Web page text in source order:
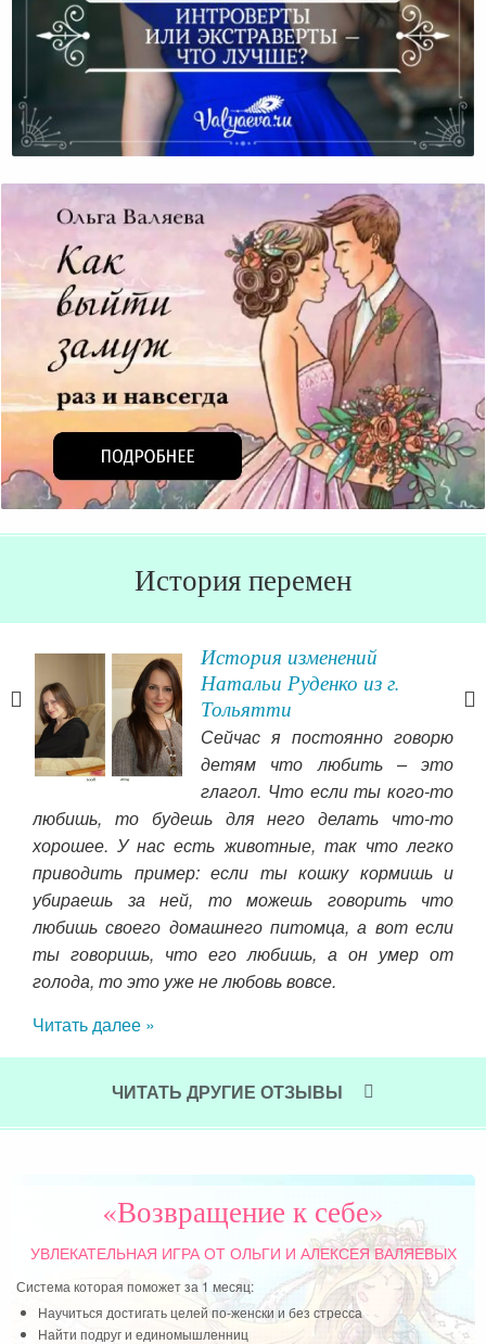
Интроверты Или Экстраверты – Что Лучше?
История перемен
История изменений
Натальи Руденко из г.
Тольятти
Сейчас я постоянно говорю
детям что любить – это
глагол. Что если ты кого-то
любишь, то будешь для него делать что-то
хорошее. У нас есть животные, так что легко
приводить пример: если ты кошку кормишь и
убираешь за ней, то можешь говорить что
любишь своего домашнего питомца, а вот если
ты говоришь, что его любишь, а он умер от
голода, то это уже не любовь вовсе.
Читать далее »
ЧИТАТЬ ДРУГИЕ ОТЗЫВЫ
«Возвращение к себе»
УВЛЕКАТЕЛЬНАЯ ИГРАОТ ОЛЬГИ И АЛЕКСЕЯ ВАЛЯЕВЫХ
Система которая поможет за 1 месяц:
Научиться достигать целей по-женски и без стресса
Найти подруг и единомышленниц